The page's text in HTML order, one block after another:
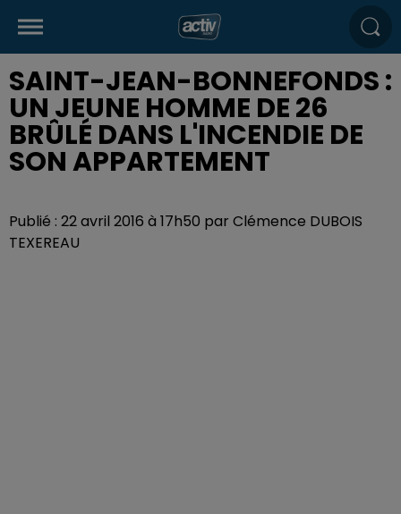
SAINT-JEAN-BONNEFONDS :
UN JEUNE HOMME DE 26
BRÛLÉ DANS L'INCENDIE DE
SON APPARTEMENT
Publié : 22 avril 2016 à 17h50 par Clémence DUBOIS
TEXEREAU